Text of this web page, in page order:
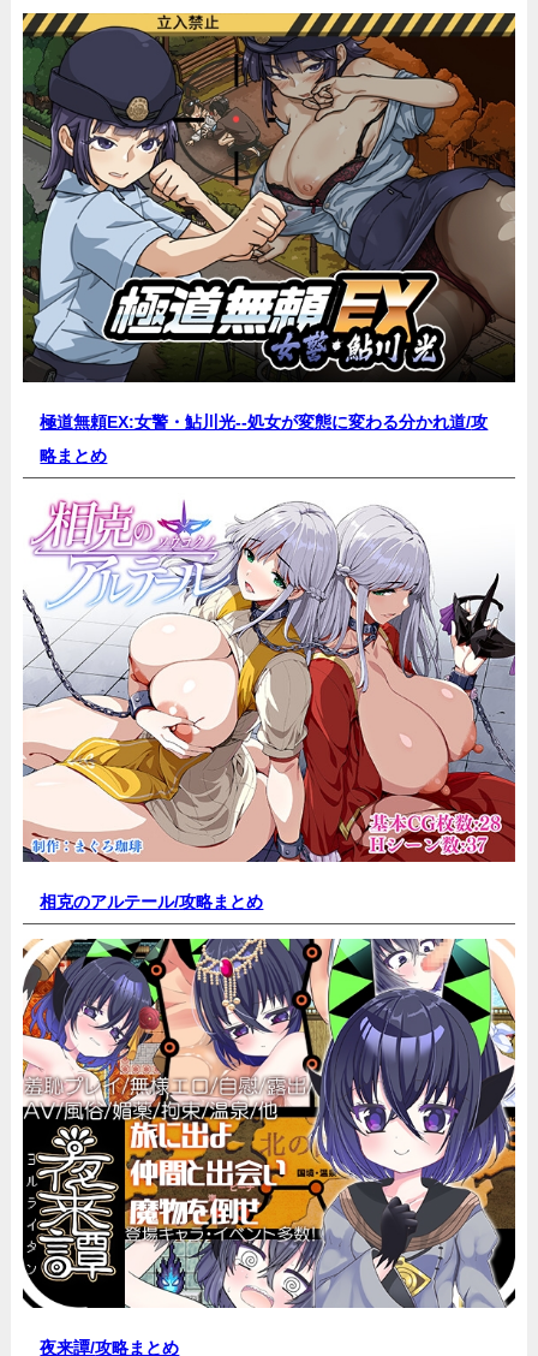
極道無頼EX:女警・鮎川光--処女が変態に変わる分かれ道/攻
略まとめ
相克のアルテール/攻略まとめ
夜来譚/攻略まとめ